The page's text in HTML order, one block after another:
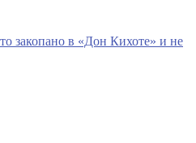
закопано в «Дон Кихоте» и не